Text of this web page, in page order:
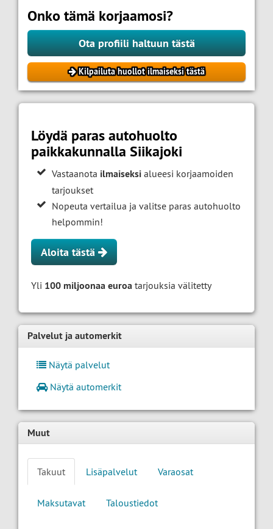
Onko tämä korjaamosi?
Ota profiili haltuun tästä
Kilpailuta huollot ilmaiseksi tästä
Löydä paras autohuolto
paikkakunnalla Siikajoki
Vastaanota ilmaiseksi alueesi korjaamoiden
tarjoukset
Nopeuta vertailua ja valitse paras autohuolto
helpommin!
Aloita tästä
Yli 100 miljoonaa euroa tarjouksia välitetty
Palvelut ja automerkit
Näytä palvelut
Näytä automerkit
Muut
Takuut Lisäpalvelut Varaosat
Maksutavat Taloustiedot